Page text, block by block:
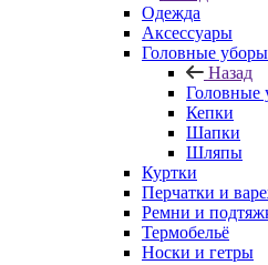
Одежда
Аксессуары
Головные уборы
Назад
Головные
Кепки
Шапки
Шляпы
Куртки
Перчатки и
Ремни и
Термобельё
Носки и гетры